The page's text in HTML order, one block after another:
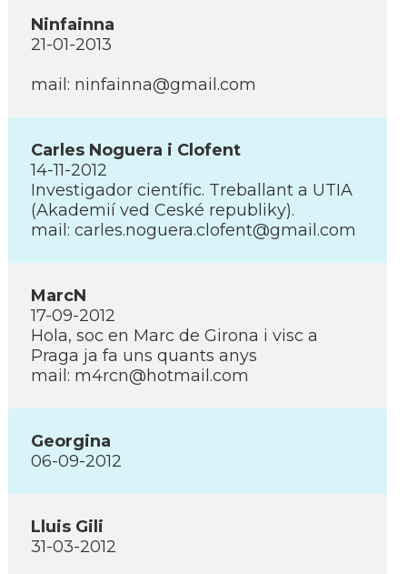
Ninfainna
21-01-2013
mail: ninfainna@gmail.com
Carles Noguera i Clofent
14-11-2012
Investigador cientí­fic. Treballant a UTIA
(Akademií­ ved Ceské republiky).
mail: carles.noguera.clofent@gmail.com
MarcN
17-09-2012
Hola, soc en Marc de Girona i visc a
Praga ja fa uns quants anys
mail: m4rcn@hotmail.com
Georgina
06-09-2012
Lluis Gili
31-03-2012